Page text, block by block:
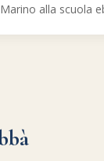
alla scuola